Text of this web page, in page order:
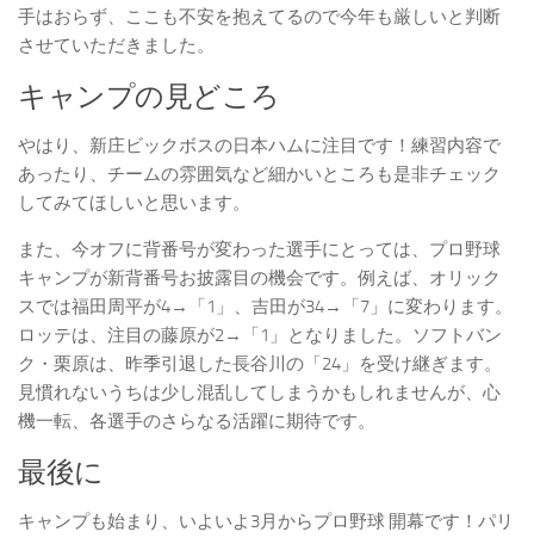
手はおらず、ここも不安を抱えてるので今年も厳しいと判断
させていただきました。
キャンプの見どころ
やはり、新庄ビックボスの日本ハムに注目です！練習内容で
あったり、チームの雰囲気など細かいところも是非チェック
してみてほしいと思います。
また、今オフに背番号が変わった選手にとっては、プロ野球
キャンプが新背番号お披露目の機会です。例えば、オリック
スでは福田周平が4→「1」、吉田が34→「7」に変わります。
ロッテは、注目の藤原が2→「1」となりました。ソフトバン
ク・栗原は、昨季引退した長谷川の「24」を受け継ぎます。
見慣れないうちは少し混乱してしまうかもしれませんが、心
機一転、各選手のさらなる活躍に期待です。
最後に
キャンプも始まり、いよいよ3月からプロ野球 開幕です！パリ